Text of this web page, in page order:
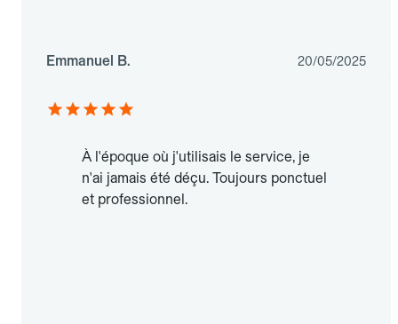
Emmanuel B. 20/05/2025
À l'époque où j'utilisais le service, je
n'ai jamais été déçu. Toujours ponctuel
et professionnel.